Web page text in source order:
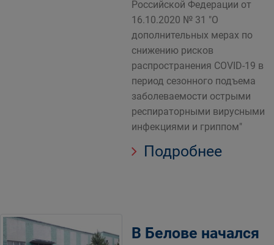
Российской Федерации от
16.10.2020 № 31 "О
дополнительных мерах по
снижению рисков
распространения СОVID-19 в
период сезонного подъема
заболеваемости острыми
респираторными вирусными
инфекциями и гриппом"
Подробнее
В Белове начался